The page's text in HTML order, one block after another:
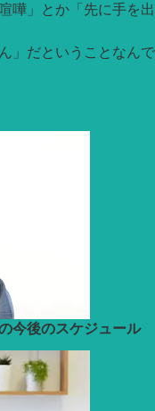
嘩」とか「先に手を出
」だということなんで
今後のスケジュール